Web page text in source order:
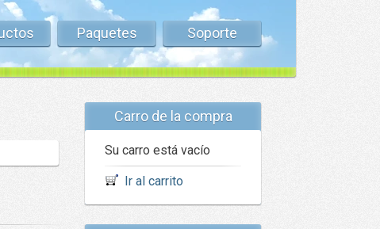
Paquetes Soporte
Carro de la compra
Su carro está vacío
Ir al carrito